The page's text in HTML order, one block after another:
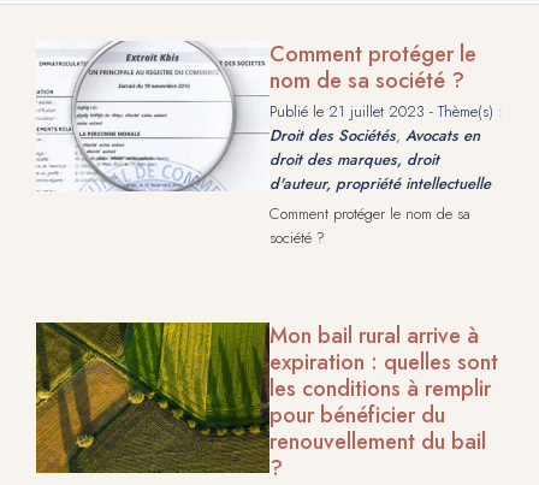
Comment protéger le
nom de sa société ?
Publié le 21 juillet 2023 - Thème(s) :
Droit des Sociétés, Avocats en
droit des marques, droit
d'auteur, propriété intellectuelle
Comment protéger le nom de sa
société ?
Mon bail rural arrive à
expiration : quelles sont
les conditions à remplir
pour bénéficier du
renouvellement du bail
?